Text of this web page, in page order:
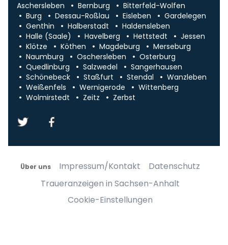
Aschersleben Bernburg
Bitterfeld-Wolfen
Burg
Dessau-Roßlau Eisleben
Gardelegen
Genthin
Halberstadt
Haldensleben
Halle (Saale)
Havelberg Hettstedt
Jessen
Klötze
Köthen Magdeburg
Merseburg
Naumburg
Oschersleben
Osterburg
Quedlinburg
Salzwedel
Sangerhausen
Schönebeck
Staßfurt Stendal
Wanzleben
Weißenfels
Wernigerode
Wittenberg
Wolmirstedt
Zeitz Zerbst
Über uns Impressum/Kontakt
Datenschutz
Traueranzeigen in Sachsen-Anhalt
Cookie-Einstellungen